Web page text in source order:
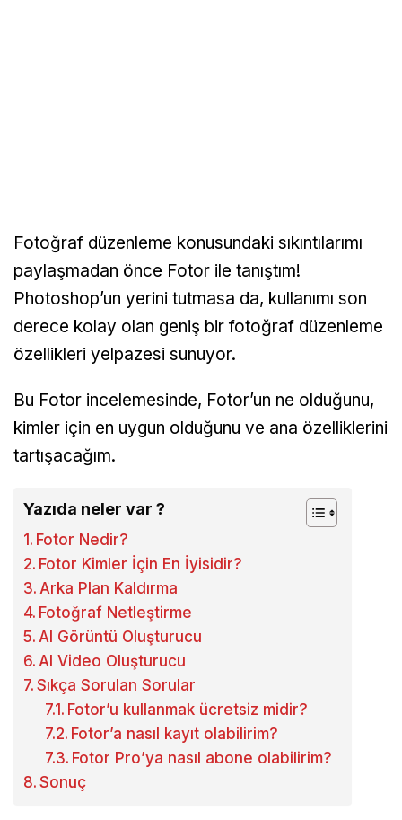
Fotoğraf düzenleme konusundaki sıkıntılarımı
paylaşmadan önce Fotor ile tanıştım!
Photoshop’un yerini tutmasa da, kullanımı son
derece kolay olan geniş bir fotoğraf düzenleme
özellikleri yelpazesi sunuyor.
Bu Fotor incelemesinde, Fotor’un ne olduğunu,
kimler için en uygun olduğunu ve ana özelliklerini
tartışacağım.
Yazıda neler var ?
Fotor Nedir?
Fotor Kimler İçin En İyisidir?
Arka Plan Kaldırma
Fotoğraf Netleştirme
AI Görüntü Oluşturucu
AI Video Oluşturucu
Sıkça Sorulan Sorular
Fotor’u kullanmak ücretsiz midir?
Fotor’a nasıl kayıt olabilirim?
Fotor Pro’ya nasıl abone olabilirim?
Sonuç